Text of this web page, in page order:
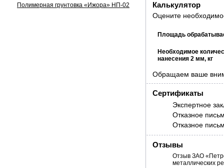
Полимерная грунтовка «Ижора» НП-02
Калькулятор
Оцените
Площадь
Необходимое
нанесения 2 мм, кг
Обращаем ваше
Сертификаты
Экспертное
Отказное
Отказное
Отзывы
Отзыв ЗАО
металлических